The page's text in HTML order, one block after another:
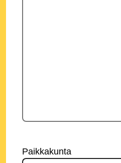
Paikkakunta